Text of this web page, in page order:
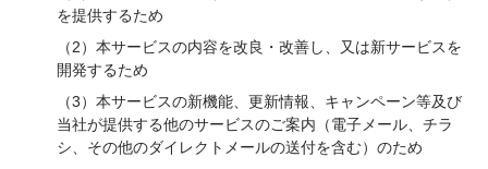
を提供するため
（2）本サービスの内容を改良・改善し、又は新サービスを
開発するため
（3）本サービスの新機能、更新情報、キャンペーン等及び
当社が提供する他のサービスのご案内（電子メール、チラ
シ、その他のダイレクトメールの送付を含む）のため